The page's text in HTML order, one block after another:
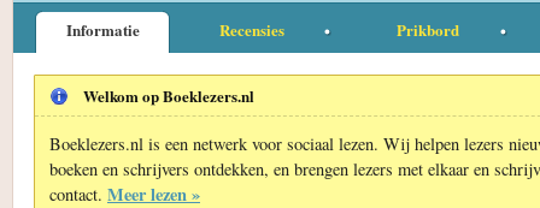
Informatie Recensies Prikbord
Welkom op Boeklezers.nl
Boeklezers.nl is een netwerk voor sociaal lezen. Wij helpen lezers
boeken en schrijvers ontdekken, en brengen lezers met elkaar en
contact. Meer lezen »